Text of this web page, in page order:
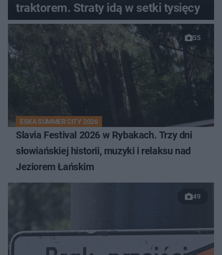
traktorem. Straty idą w setki tysięcy
55
ESKA SUMMER CITY 2026
Slavia Festival 2026 w Rybakach. Trzy dni
słowiańskiej historii, muzyki i relaksu nad
Jeziorem Łańskim
49